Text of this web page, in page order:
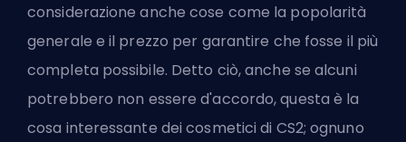
considerazione anche cose come la popolarità
generale e il prezzo per garantire che fosse il più
completa possibile. Detto ciò, anche se alcuni
potrebbero non essere d'accordo, questa è la
cosa interessante dei cosmetici di CS2; ognuno